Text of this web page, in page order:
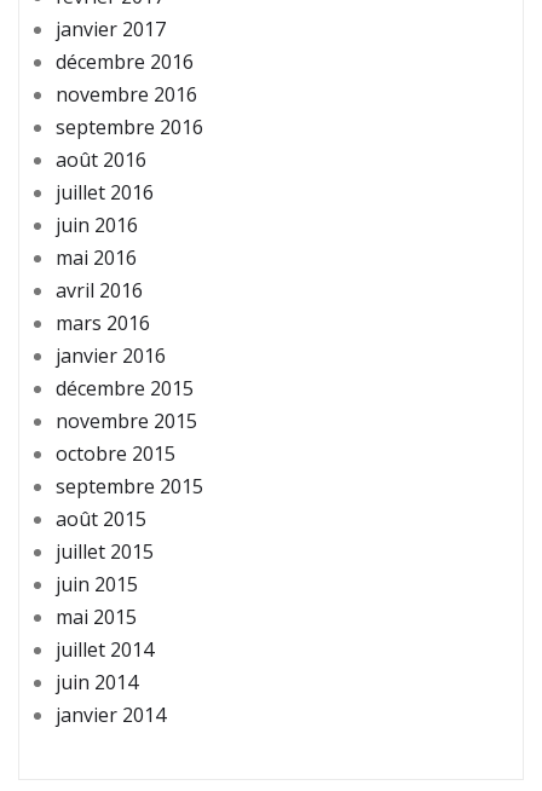
janvier 2017
décembre 2016
novembre 2016
septembre 2016
août 2016
juillet 2016
juin 2016
mai 2016
avril 2016
mars 2016
janvier 2016
décembre 2015
novembre 2015
octobre 2015
septembre 2015
août 2015
juillet 2015
juin 2015
mai 2015
juillet 2014
juin 2014
janvier 2014